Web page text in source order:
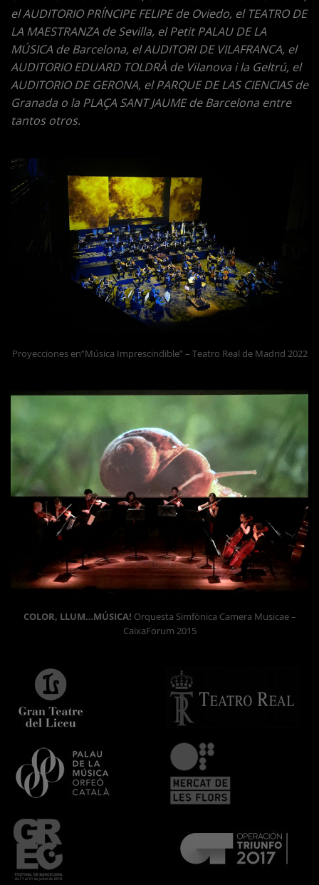
el AUDITORIO PRÍNCIPE FELIPE de Oviedo, el TEATRO DE
LA MAESTRANZA de Sevilla, el Petit PALAU DE LA
MÚSICA de Barcelona, el AUDITORI DE VILAFRANCA, el
AUDITORIO EDUARD TOLDRÀ de Vilanova i la Geltrú, el
AUDITORIO DE GERONA, el PARQUE DE LAS CIENCIAS de
Granada o la PLAÇA SANT JAUME de Barcelona entre
tantos otros.
Proyecciones en”Música Imprescindible” – Teatro Real de Madrid 2022
COLOR, LLUM…MÚSICA! Orquesta Simfònica Camera Musicae –
CaixaForum 2015